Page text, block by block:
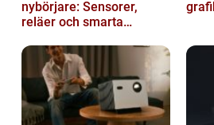
nybörjare: Sensorer,
reläer och smarta